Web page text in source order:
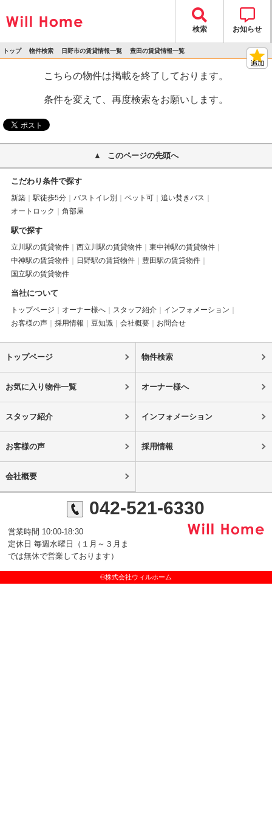
検索 お知らせ
トップ 物件検索 日野市の賃貸情報一覧 豊田の賃貸情報一覧
こちらの物件は掲載を終了しております。
条件を変えて、再度検索をお願いします。
このページの先頭へ
こだわり条件で探す
新築 駅徒歩5分 バストイレ別 ペット可
追い焚きバス
オートロック
角部屋
駅で探す
立川駅の賃貸物件 西立川駅の賃貸物件
東中神駅の賃貸物件
中神駅の賃貸物件
日野駅の賃貸物件
豊田駅の賃貸物件
国立駅の賃貸物件
当社について
トップページ オーナー様へ スタッフ紹介
インフォメーション
お客様の声
採用情報 豆知識 会社概要 お問合せ
トップページ 物件検索
お気に入り物件一覧 オーナー様へ
スタッフ紹介 インフォメーション
お客様の声 採用情報
会社概要
042-521-6330
営業時間 10:00-18:30
定休日 毎週水曜日（１月～３月ま
では無休で営業しております）
©株式会社ウィルホーム